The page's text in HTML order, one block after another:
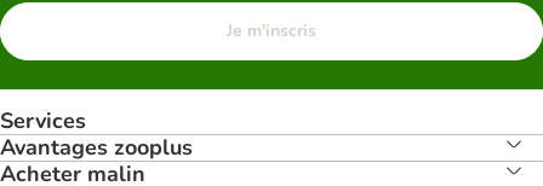
Je m'inscris
Services
Avantages zooplus
Acheter malin